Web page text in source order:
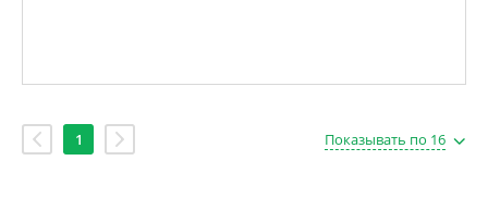
1 Показывать по 16